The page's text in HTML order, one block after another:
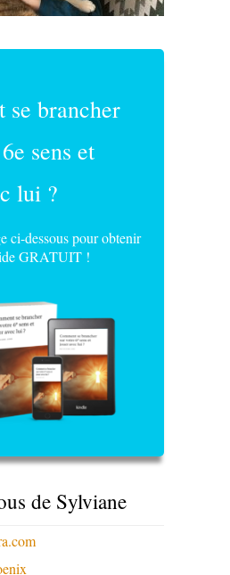
se brancher
sens et
lui ?
ci-dessous pour obtenir
GRATUIT !
de Sylviane